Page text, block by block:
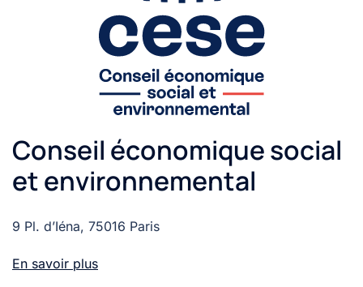
Conseil économique social
et environnemental
9 Pl. d’Iéna, 75016 Paris
En savoir plus